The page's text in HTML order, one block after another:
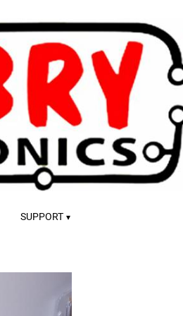
SUPPORT